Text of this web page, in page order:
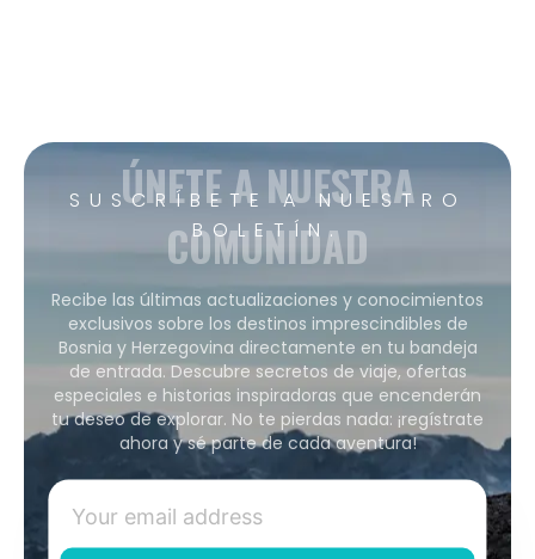
SUSCRÍBETE A NUESTRO
BOLETÍN.
ÚNETE A NUESTRA
COMUNIDAD
Recibe las últimas actualizaciones y conocimientos
exclusivos sobre los destinos imprescindibles de
Bosnia y Herzegovina directamente en tu bandeja
de entrada. Descubre secretos de viaje, ofertas
especiales e historias inspiradoras que encenderán
tu deseo de explorar. No te pierdas nada: ¡regístrate
ahora y sé parte de cada aventura!